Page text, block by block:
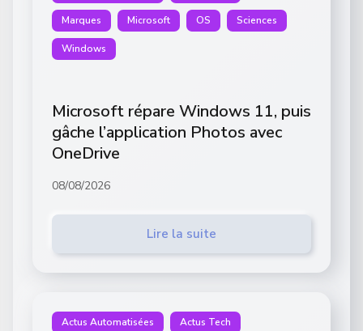
Marques Microsoft OS Sciences
Windows
Microsoft répare Windows 11, puis
gâche l’application Photos avec
OneDrive
08/08/2026
Lire la suite
Actus Automatisées Actus Tech